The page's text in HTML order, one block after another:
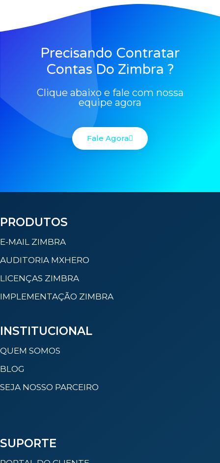
Precisando Contratar
Contas Do Zimbra ?
Clique abaixo e fale com nossa
equipe agora
Fale Agora
PRODUTOS
E-MAIL ZIMBRA
AUDITORIA MXHERO
LICENÇAS ZIMBRA
IMPLEMENTAÇÃO ZIMBRA
INSTITUCIONAL
QUEM SOMOS
BLOG
SEJA NOSSO PARCEIRO
SUPORTE